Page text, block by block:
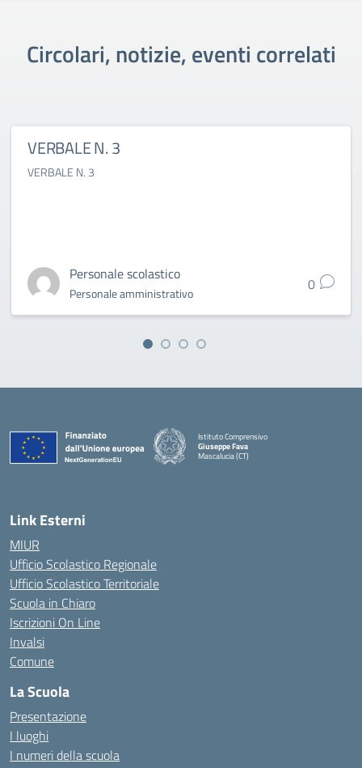
Circolari, notizie, eventi correlati
VERBALE N. 3
VERBALE N. 3
Personale scolastico
Personale amministrativo 0
Istituto Comprensivo
Giuseppe Fava
Mascalucia (CT)
Link Esterni
MIUR
Ufficio Scolastico Regionale
Ufficio Scolastico Territoriale
Scuola in Chiaro
Iscrizioni On Line
Invalsi
Comune
La Scuola
Presentazione
I luoghi
I numeri della scuola